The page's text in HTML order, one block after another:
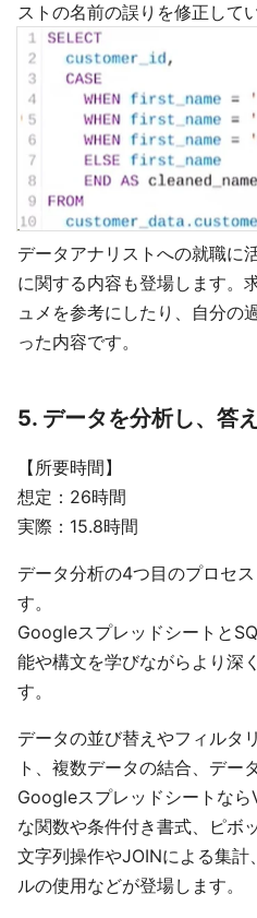
ストの名前の誤りを修正して
データアナリストへの就職に
に関する内容も登場します。
ュメを参考にしたり、自分の
った内容です。
5. データを分析し、答
【所要時間】
想定：26時間
実際：15.8時間
データ分析の4つ目のプロセ
す。
Googleスプレッドシートと
能や構文を学びながらより深
す。
データの並び替えやフィルタ
ト、複数データの結合、デー
Googleスプレッドシートなら
な関数や条件付き書式、ピボ
文字列操作やJOINによる集
ルの使用などが登場します。